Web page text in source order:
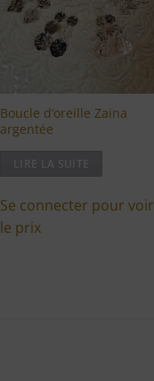
liste
d'envies
Boucle d’oreille Zaïna
argentée
Se connecter pour voir
le prix